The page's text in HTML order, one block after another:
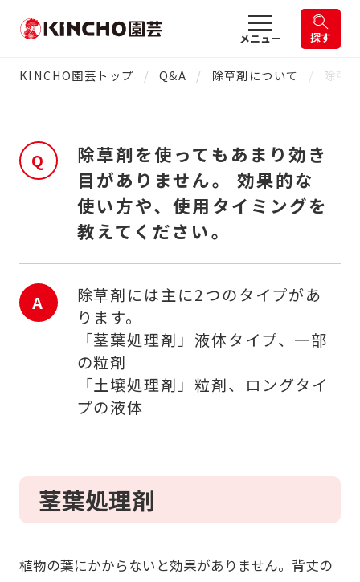
メニュー 探す
KINCHO園芸トップ Q&A 除草剤について 除草
Q
除草剤を使ってもあまり効き
目がありません。 効果的な
使い方や、使用タイミングを
教えてください。
A
除草剤には主に2つのタイプがあ
ります。
「茎葉処理剤」液体タイプ、一部
の粒剤
「土壌処理剤」粒剤、ロングタイ
プの液体
茎葉処理剤
植物の葉にかからないと効果がありません。背丈の